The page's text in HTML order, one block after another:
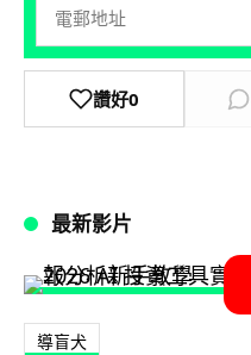
讚好0
最新影片
導盲犬